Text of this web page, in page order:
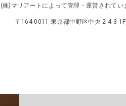
(株)マリアート によって管理・運営されて
〒164-0011 東京都中野区中央 2-4-